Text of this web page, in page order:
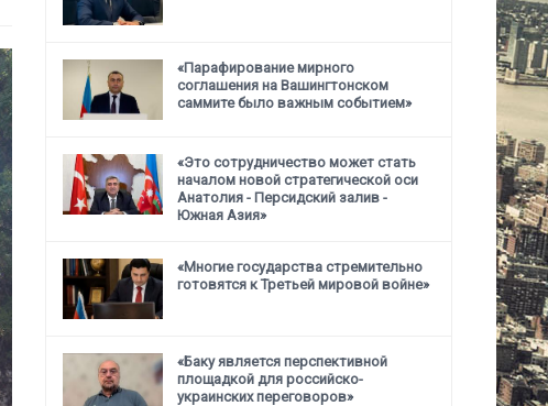
«Парафирование мирного
соглашения на Вашингтонском
саммите было важным событием»
«Это сотрудничество может стать
началом новой стратегической оси
Анатолия - Персидский залив -
Южная Азия»
«Многие государства стремительно
готовятся к Третьей мировой войне»
«Баку является перспективной
площадкой для российско-
украинских переговоров»